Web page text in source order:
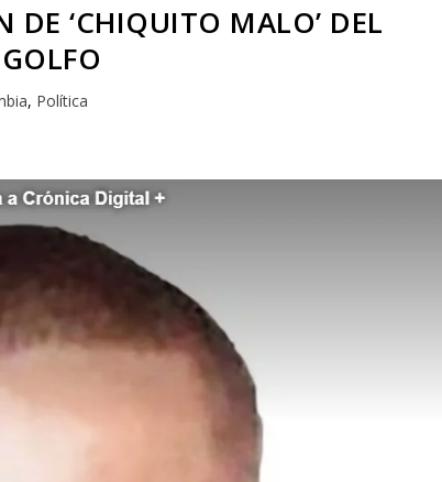
DE ‘CHIQUITO MALO’ DEL
, Política